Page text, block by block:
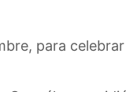
para